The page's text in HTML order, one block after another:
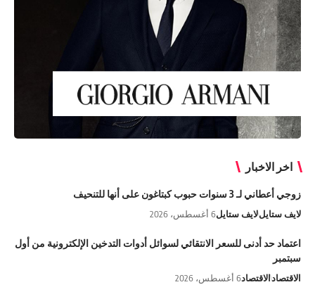
اخر الاخبار
زوجي أعطاني لـ 3 سنوات حبوب كبتاغون على أنها للتنحيف
لايف ستايللايف ستايل6 أغسطس، 2026
اعتماد حد أدنى للسعر الانتقائي لسوائل أدوات التدخين الإلكترونية من أول
سبتمبر
الاقتصادالاقتصاد6 أغسطس، 2026